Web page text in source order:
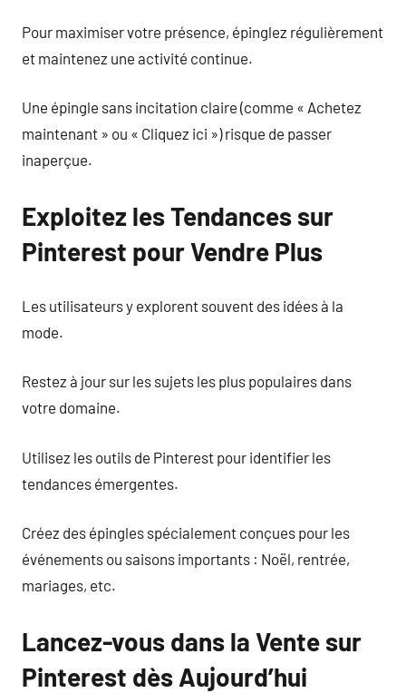
Pour maximiser votre présence, épinglez régulièrement
et maintenez une activité continue.
Une épingle sans incitation claire (comme « Achetez
maintenant » ou « Cliquez ici ») risque de passer
inaperçue.
Exploitez les Tendances sur
Pinterest pour Vendre Plus
Les utilisateurs y explorent souvent des idées à la
mode.
Restez à jour sur les sujets les plus populaires dans
votre domaine.
Utilisez les outils de Pinterest pour identifier les
tendances émergentes.
Créez des épingles spécialement conçues pour les
événements ou saisons importants : Noël, rentrée,
mariages, etc.
Lancez-vous dans la Vente sur
Pinterest dès Aujourd’hui